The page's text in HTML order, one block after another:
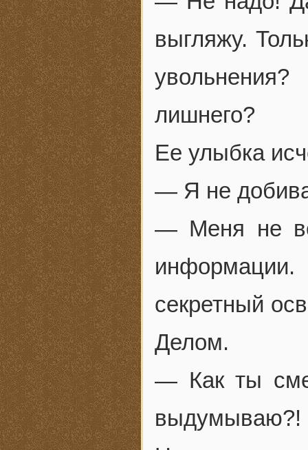
выгляжу.
лишнего?
Ее улыбка
— Я не
— Меня не
секретный
Делом.
— Как ты
выдумываю?!